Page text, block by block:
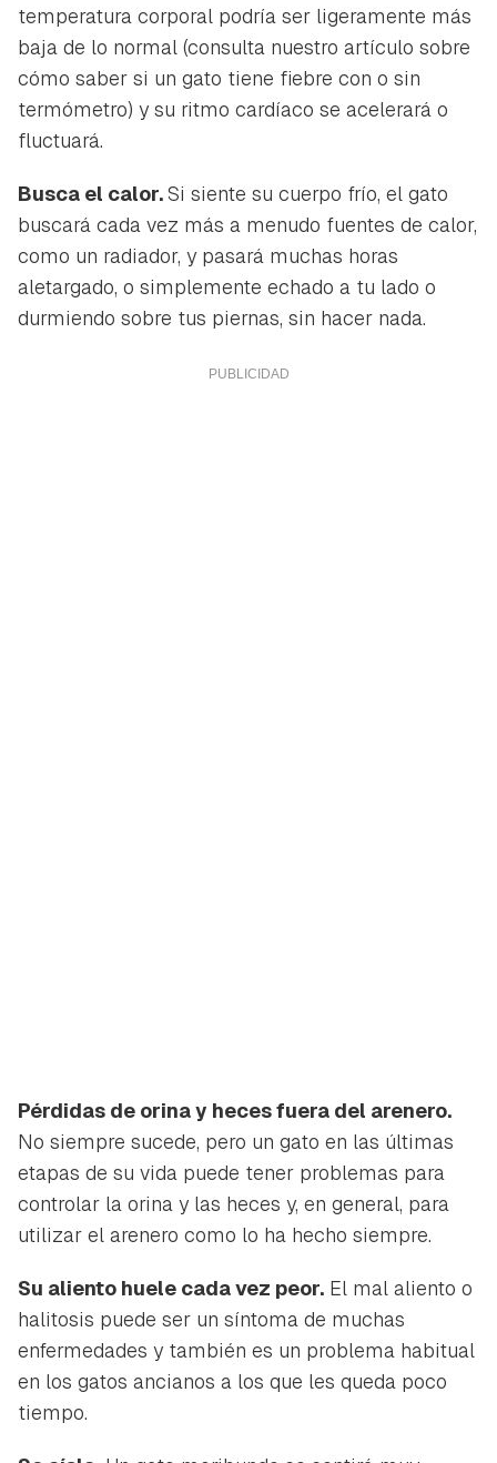
Guardar como favorito
temperatura corporal podría ser ligeramente más
baja de lo normal (consulta nuestro artículo sobre
cómo saber si un gato tiene fiebre con o sin
termómetro) y su ritmo cardíaco se acelerará o
fluctuará.
Busca el calor.Si siente su cuerpo frío, el gato
buscará cada vez más a menudo fuentes de calor,
como un radiador, y pasará muchas horas
aletargado, o simplemente echado a tu lado o
durmiendo sobre tus piernas, sin hacer nada.
Pérdidas de orina y heces fuera del arenero.
No siempre sucede, pero un gato en las últimas
etapas de su vida puede tener problemas para
controlar la orina y las heces y, en general, para
utilizar el arenero como lo ha hecho siempre.
Su aliento huele cada vez peor. El mal aliento o
halitosis puede ser un síntoma de muchas
enfermedades y también es un problema habitual
en los gatos ancianos a los que les queda poco
tiempo.
Gracias por suscribirte a nuestro boletín.